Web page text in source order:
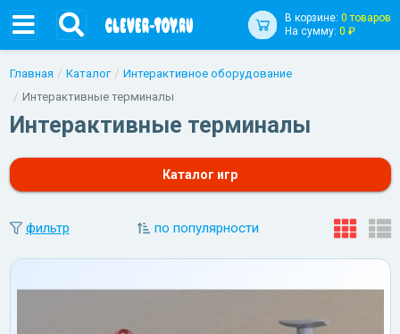
В корзине: 0 товаров
На сумму: 0 ₽
Главная Каталог
Интерактивное оборудование
Интерактивные терминалы
Интерактивные терминалы
Каталог игр
фильтр по популярности